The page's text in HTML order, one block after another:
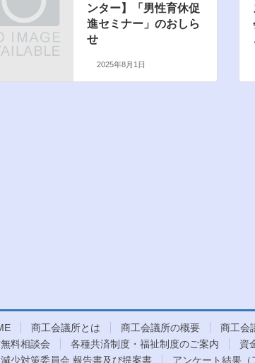
ンター】「男性育休促
進セミナー」のおしら
せ
2025年8月1日
商工会議所とは 商工会議所の概要 商工会
料相談会
各種共済制度・福祉制度のご案内 資
減少対策委員会 報告書及び提案書
アンケート結果（